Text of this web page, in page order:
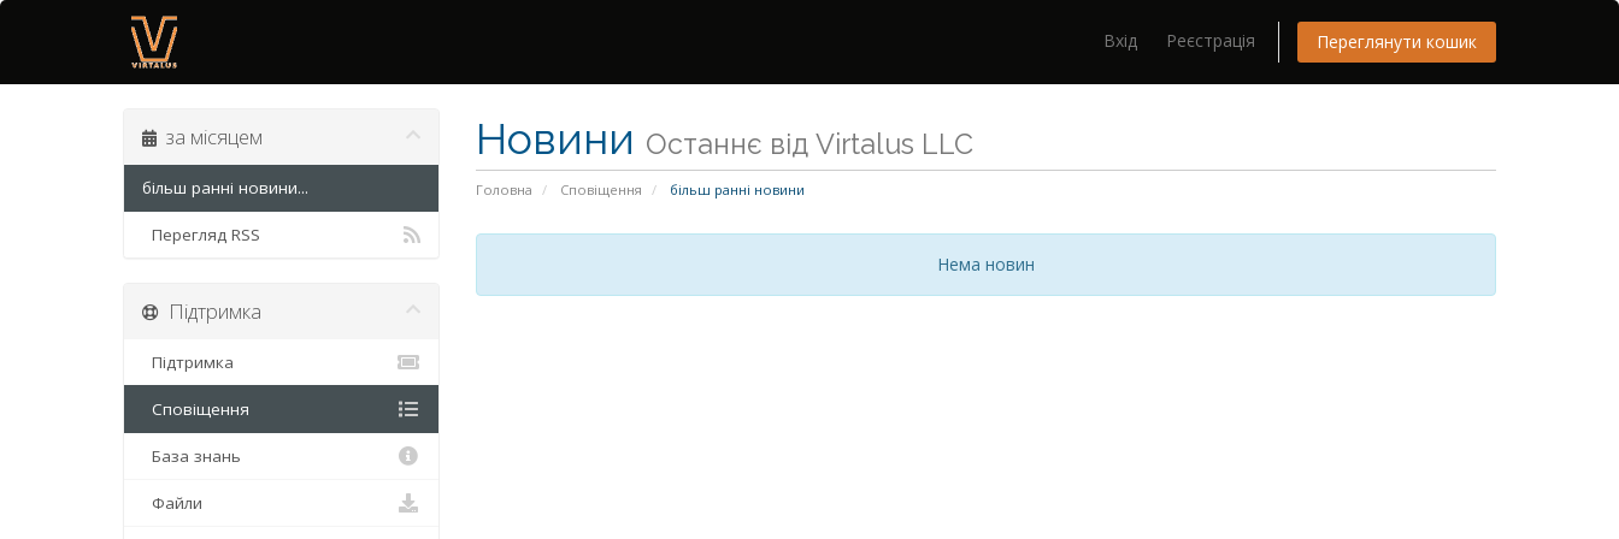
Вхід Реєстрація Переглянути кошик
Новини Останнє від Virtalus LLC
Головна Сповіщення більш ранні новини
за місяцем
більш ранні новини...
Перегляд RSS
Нема новин
Підтримка
Підтримка
Сповіщення
База знань
Файли